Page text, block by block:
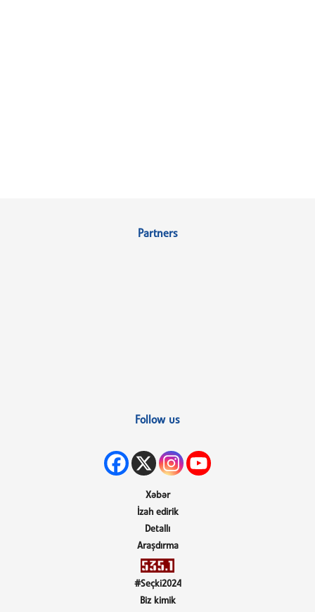
Partners
Follow us
Xəbər
İzah edirik
Detallı
Araşdırma
#Seçki2024
Biz kimik